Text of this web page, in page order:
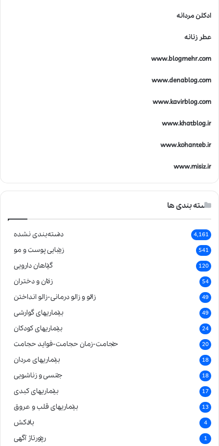
ادکلن مردانه
عطر زنانه
www.blogmehr.com
www.denablog.com
www.kavirblog.com
www.khatblog.ir
www.kohanteb.ir
www.misiz.ir
دسته بندی ها
دسته‌بندی نشده 4,161
زیبایی پوست و مو 541
گیاهان دارویی 120
زنان و دختران 54
زالو و زالو درمانی-زالو انداختن 49
بیماریهای گوارشی 49
بیماریهای کودکان 24
حجامت-زمان حجامت-فواید حجامت 20
بیماریهای مردان 18
جنسی و زناشویی 18
بیماریهای کبدی 17
بیماریهای قلب و عروق 13
بادکش 4
رپورتاژ آگهی 1